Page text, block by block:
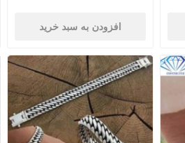
افزودن به سبد خرید